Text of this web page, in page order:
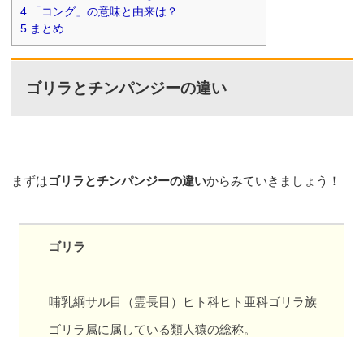
4 「コング」の意味と由来は？
5 まとめ
ゴリラとチンパンジーの違い
まずはゴリラとチンパンジーの違いからみていきましょう！
ゴリラ
哺乳綱サル目（霊長目）ヒト科ヒト亜科ゴリラ族
ゴリラ属に属している類人猿の総称。